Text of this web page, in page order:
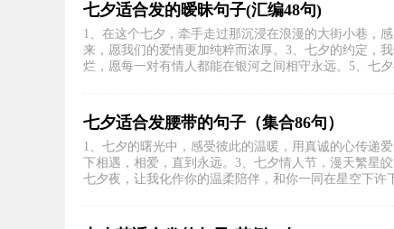
七夕适合发的暧昧句子(汇编48句)
1、在这个七夕，牵手走过那沉浸在浪漫的大街小巷，
来，愿我们的爱情更加纯粹而浓厚。3、七夕的约定，
烂，愿每一对有情人都能在银河之间相守永远。5、七
七夕适合发腰带的句子（集合86句）
1、七夕的曙光中，感受彼此的温暖，用真诚的心传递
下相遇，相爱，直到永远。3、七夕情人节，漫天繁星
七夕夜，让我化作你的温柔陪伴，和你一同在星空下许